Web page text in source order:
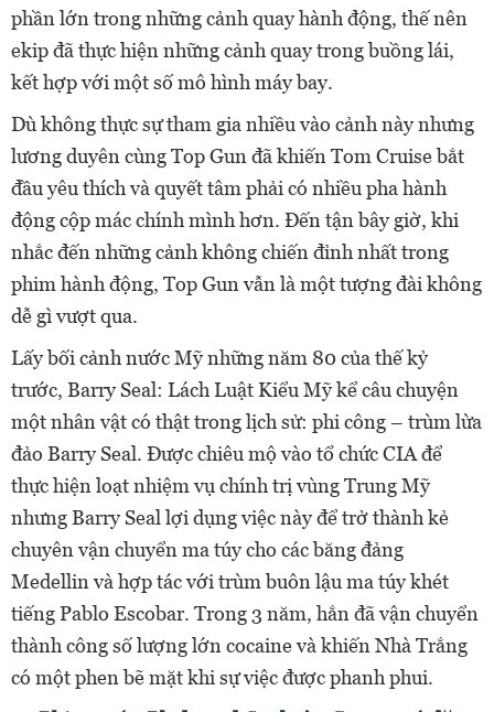
phần lớn trong những cảnh quay hành động, thế nên
ekip đã thực hiện những cảnh quay trong buồng lái,
kết hợp với một số mô hình máy bay.
Dù không thực sự tham gia nhiều vào cảnh này nhưng
lương duyên cùng Top Gun đã khiến Tom Cruise bắt
đầu yêu thích và quyết tâm phải có nhiều pha hành
động cộp mác chính mình hơn. Đến tận bây giờ, khi
nhắc đến những cảnh không chiến đỉnh nhất trong
phim hành động, Top Gun vẫn là một tượng đài không
dễ gì vượt qua.
Lấy bối cảnh nước Mỹ những năm 80 của thế kỷ
trước, Barry Seal: Lách Luật Kiểu Mỹ kể câu chuyện
một nhân vật có thật trong lịch sử: phi công – trùm lừa
đảo Barry Seal. Được chiêu mộ vào tổ chức CIA để
thực hiện loạt nhiệm vụ chính trị vùng Trung Mỹ
nhưng Barry Seal lợi dụng việc này để trở thành kẻ
chuyên vận chuyển ma túy cho các băng đảng
Medellin và hợp tác với trùm buôn lậu ma túy khét
tiếng Pablo Escobar. Trong 3 năm, hắn đã vận chuyển
thành công số lượng lớn cocaine và khiến Nhà Trắng
có một phen bẽ mặt khi sự việc được phanh phui.